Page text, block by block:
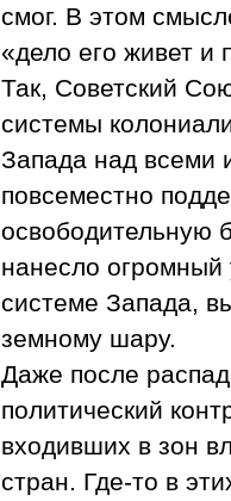
смог. В этом
«дело его живет и
Так, Советский
системы
Запада над всеми
повсеместно
освободительную
нанесло
системе Запада,
земному шару.
Даже после
политический
входивших в зон
стран. Где-то в